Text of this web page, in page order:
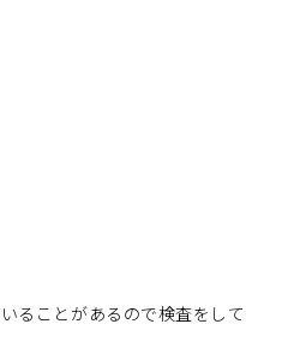
ることがあるので検査をして